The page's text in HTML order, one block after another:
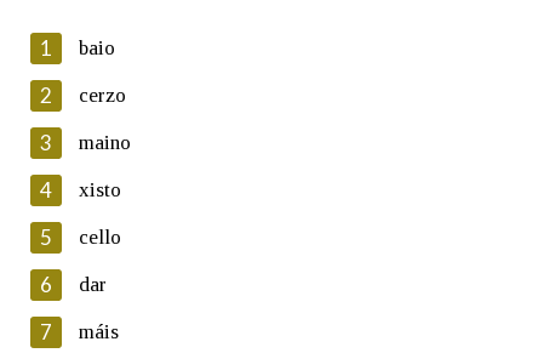
En cumprimento da normativa vixente en materia de
Protección de Datos de Carácter Persoal, a Real Academia
Galega informa a aqueles usuarios que faciliten o seu correo
electrónico, así como calquera outra información de carácter
persoal, que estes datos serán obxecto de tratamento
automatizado de carácter confidencial e incorporados aos seus
ficheiros informáticos. Así mesmo, os usuarios poderán exercer o
seu dereito de acceso, rectificación, oposición e cancelación dos
seus datos poñéndose en contacto connosco.
1 baio
2 cerzo
3 maino
4 xisto
5 cello
6 dar
7 máis